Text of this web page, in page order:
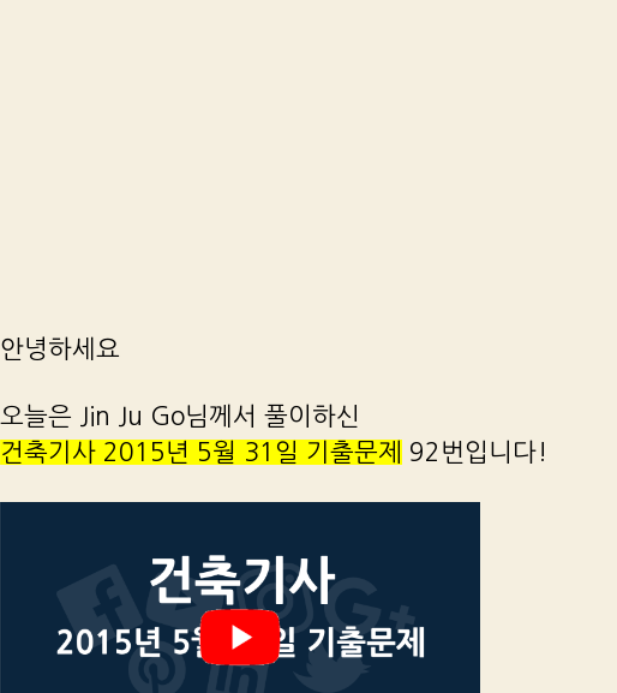
안녕하세요
오늘은 Jin Ju Go님께서 풀이하신
건축기사 2015년 5월 31일 기출문제
92번입니다!